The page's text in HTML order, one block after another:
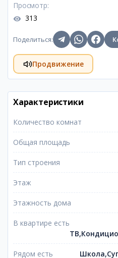
Просмотр:
313
Поделиться:
Продвижение
Характеристики
Количество комнат
Общая площадь
Тип строения
Этаж
Этажность дома
В квартире есть
Рядом есть